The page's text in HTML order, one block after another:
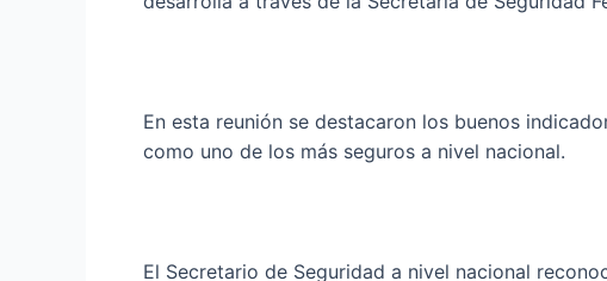
En esta reunión se destacaron los buenos
como uno de los más seguros a nivel nacional.
El Secretario de Seguridad a nivel nacional